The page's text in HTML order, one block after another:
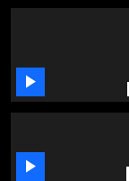
57

